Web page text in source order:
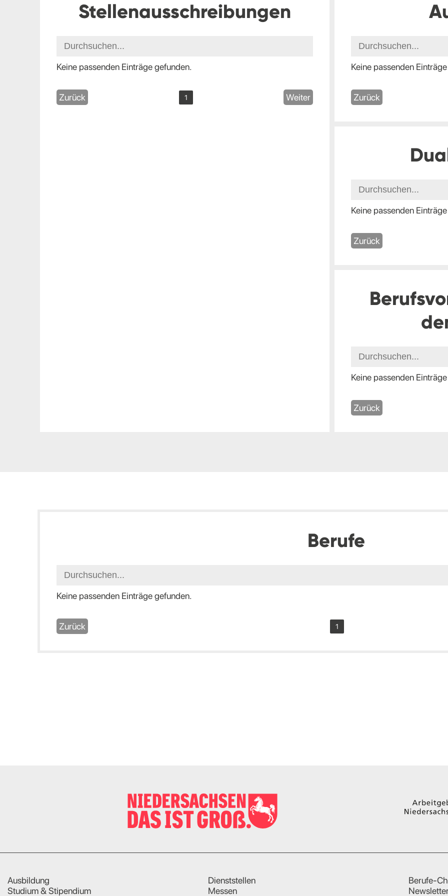
Stellenausschreibungen
Keine passenden Einträge gefunden.
Zurück 1 Weiter
Keine passenden
Zurück
Keine passenden
Zurück
Keine passenden
Zurück
Berufe
Keine passenden Einträge gefunden.
Zurück 1
Ausbildung
Studium & Stipendium
Dienststellen
Messen
Berufe-